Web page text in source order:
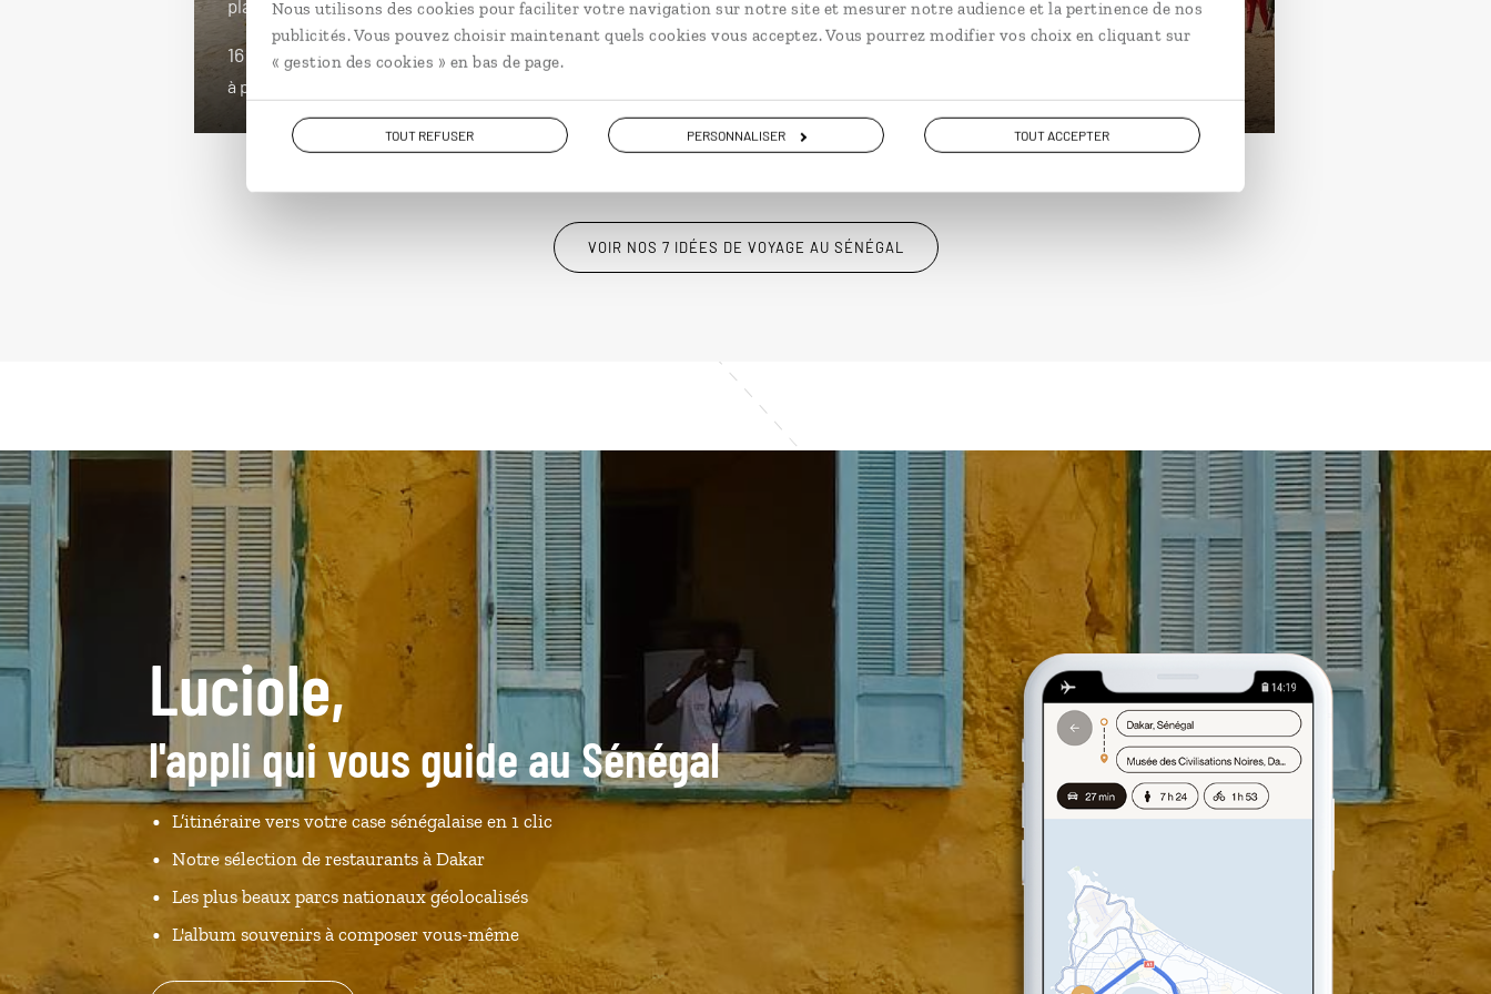
Nous utilisons des cookies pour faciliter votre navigation sur notre site et mesurer notre audience et la pertinence de nos
publicités. Vous pouvez choisir maintenant quels cookies vous acceptez. Vous pourrez modifier vos choix en cliquant sur
« gestion des cookies » en bas de page.
TOUT REFUSER PERSONNALISER TOUT ACCEPTER
plages de Boa Vista…
16 jours / 15 nuits
à partir de 3100€
de Gorée, Saint-Louis.
du Siné-Saloum et plages.
VOIR NOS 7 IDÉES DE VOYAGE AU SÉNÉGAL
Luciole,
l'appli qui vous guide au Sénégal
L’itinéraire vers votre case sénégalaise en 1 clic
Notre sélection de restaurants à Dakar
Les plus beaux parcs nationaux géolocalisés
L'album souvenirs à composer vous-même